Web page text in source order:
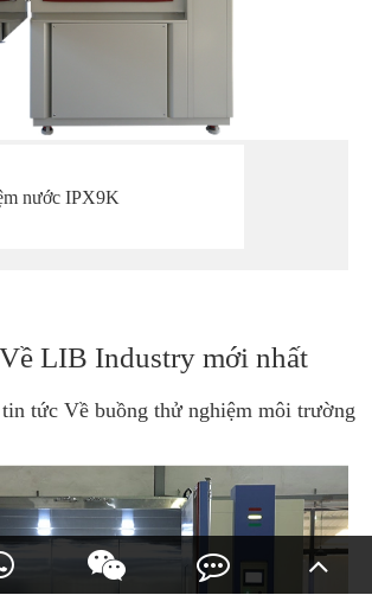
nước IPX9K
LIB Industry mới nhất
tức Về buồng thử nghiệm môi trường